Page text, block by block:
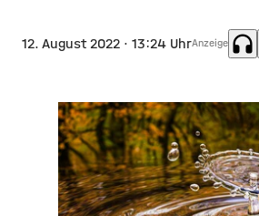
12. August 2022 · 13:24 UhrAnzeige headphones